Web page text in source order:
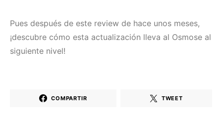
Pues después de este review de hace unos meses,
¡descubre cómo esta actualización lleva al Osmose al
siguiente nivel!
COMPARTIR TWEET